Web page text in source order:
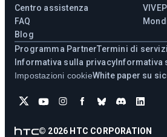
Centro assistenza
FAQ
Blog
Programma PartnerTermini di
Informativa sulla privacyInformativa
Impostazioni cookieWhite paper su
© 2026 HTC CORPORATION